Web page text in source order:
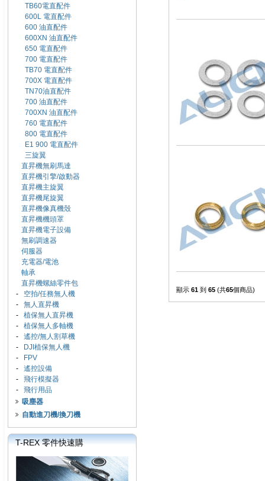
TB60電直配件
600L 電直配件
600 油直配件
600XN 油直配件
650 電直配件
700 電直配件
TB70 電直配件
700X 電直配件
TN70油直配件
700 油直配件
700XN 油直配件
760 電直配件
800 電直配件
E1 900 電直配件
三旋翼
直昇機無刷馬達
直昇機引擎/啟動器
直昇機主旋翼
直昇機尾旋翼
直昇機像真機殼
直昇機機頭罩
直昇機電子設備
無刷調速器
伺服器
充電器/電池
軸承
直昇機螺絲零件包
- 空拍/任務無人機
- 無人直昇機
- 植保無人直昇機
- 植保無人多軸機
- 遙控/無人割草機
-
DJI植保無人機
-
FPV
- 遙控設備
- 飛行模擬器
- 飛行用品
吸塵器
自動進刀機/換刀機
T-REX 零件快速購
顯示 61 到 65 (共65個商品)